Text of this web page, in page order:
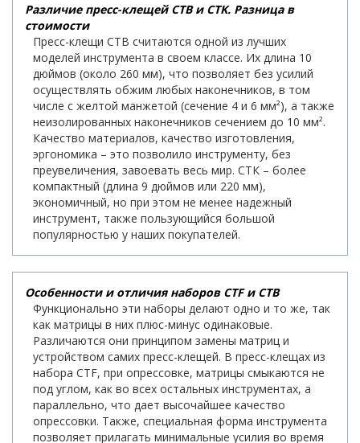
Различие пресс-клещей CTB и CTK. Разница в
стоимости
Пресс-клещи СТВ считаются одной из лучших
моделей инструмента в своем классе. Их длина 10
дюймов (около 260 мм), что позволяет без усилий
осуществлять обжим любых наконечников, в том
числе с желтой манжетой (сечение 4 и 6 мм²), а также
неизолированных наконечников сечением до 10 мм².
Качество материалов, качество изготовления,
эргономика – это позволило инструменту, без
преувеличения, завоевать весь мир. СТК – более
компактный (длина 9 дюймов или 220 мм),
экономичный, но при этом не менее надежный
инструмент, также пользующийся большой
популярностью у наших покупателей.
Особенности и отличия наборов CTF и CTB
Функционально эти наборы делают одно и то же, так
как матрицы в них плюс-минус одинаковые.
Различаются они принципом замены матриц и
устройством самих пресс-клещей. В пресс-клещах из
набора CTF, при опрессовке, матрицы смыкаются не
под углом, как во всех остальных инструментах, а
параллельно, что дает высочайшее качество
опрессовки. Также, специальная форма инструмента
позволяет прилагать минимальные усилия во время